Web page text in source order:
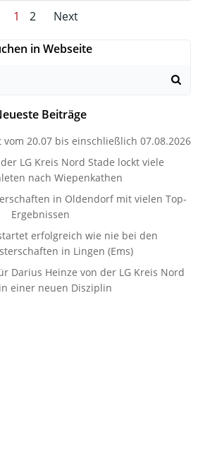
Posts
navigation
Page
1 Page
2
Posts
navigation
Next
in Webseite
Beiträge
20.07 bis einschließlich 07.08.2026
LG Kreis Nord Stade lockt viele
nach Wiepenkathen
in Oldendorf mit vielen Top-
Ergebnissen
erfolgreich wie nie bei den
in Lingen (Ems)
Darius Heinze von der LG Kreis Nord
einer neuen Disziplin